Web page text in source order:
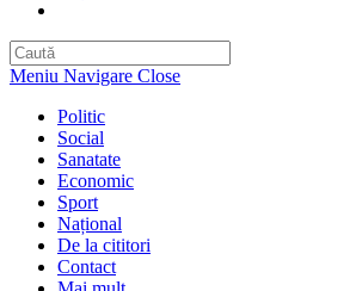
Meniu Navigare Close
Politic
Social
Sanatate
Economic
Sport
Național
De la cititori
Contact